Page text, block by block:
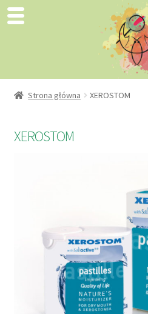
Strona główna XEROSTOM
XEROSTOM